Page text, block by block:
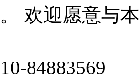
欢迎愿意与
84883569